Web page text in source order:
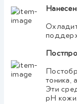
тоника,
Эти
pH кожи.